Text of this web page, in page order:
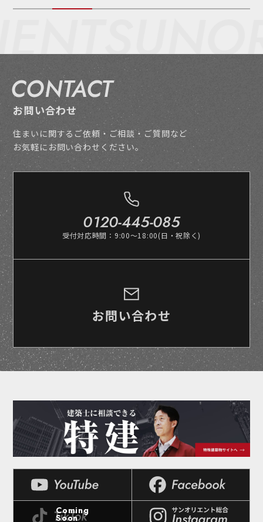
CONTACT
お問い合わせ
住まいに関するご依頼・ご相談・ご質問など
お気軽にお問い合わせください。
0120-445-085
受付対応時間：9:00～18:00(日・祝除く)
お問い合わせ